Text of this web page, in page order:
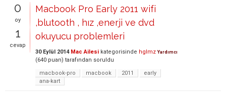
0
oy
1
cevap
Macbook Pro Early 2011 wifi
,blutooth , hız ,enerji ve dvd
okuyucu problemleri
30 Eylül 2014 Mac Ailesi kategorisinde hglmz Yardımcı
(640 puan) tarafından soruldu
macbook-pro
macbook 2011
early
ana-kart